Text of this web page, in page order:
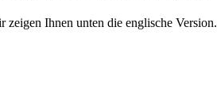
Ihnen unten die englische Version.